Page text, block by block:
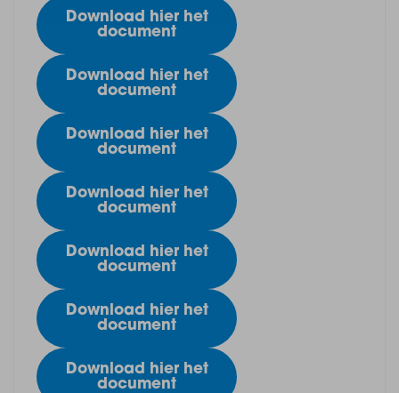
Download hier het
document
Download hier het
document
Download hier het
document
Download hier het
document
Download hier het
document
Download hier het
document
Download hier het
document